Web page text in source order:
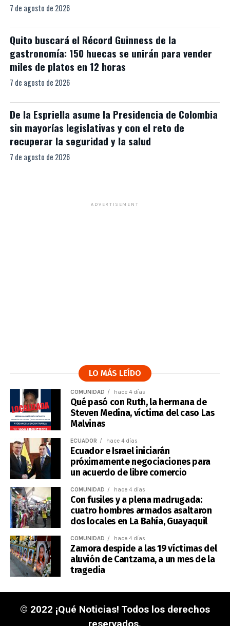
7 de agosto de 2026
Quito buscará el Récord Guinness de la
gastronomía: 150 huecas se unirán para vender
miles de platos en 12 horas
7 de agosto de 2026
De la Espriella asume la Presidencia de Colombia
sin mayorías legislativas y con el reto de
recuperar la seguridad y la salud
7 de agosto de 2026
ADVERTISEMENT
LO MÁS LEÍDO
COMUNIDAD hace 4 días
Qué pasó con Ruth, la hermana de
Steven Medina, víctima del caso Las
Malvinas
ECUADOR hace 4 días
Ecuador e Israel iniciarán
próximamente negociaciones para
un acuerdo de libre comercio
COMUNIDAD hace 4 días
Con fusiles y a plena madrugada:
cuatro hombres armados asaltaron
dos locales en La Bahía, Guayaquil
COMUNIDAD hace 4 días
Zamora despide a las 19 víctimas del
aluvión de Cantzama, a un mes de la
tragedia
© 2022 ¡Qué Noticias! Todos los derechos